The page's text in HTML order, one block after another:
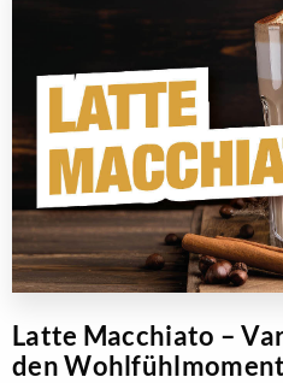
Latte Macchiato –
den